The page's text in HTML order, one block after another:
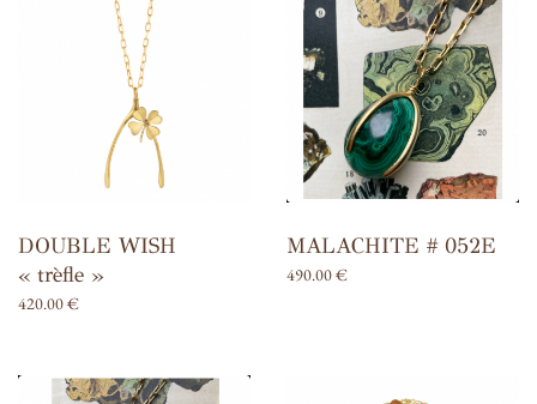
DOUBLE WISH
« trèfle »
420.00€
MALACHITE # 052E
490.00€